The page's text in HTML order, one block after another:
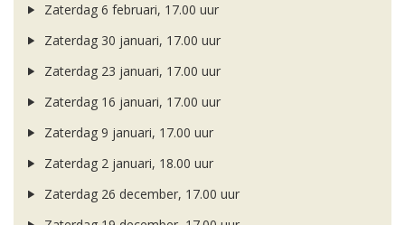
Zaterdag 6 februari, 17.00 uur
Zaterdag 30 januari, 17.00 uur
Zaterdag 23 januari, 17.00 uur
Zaterdag 16 januari, 17.00 uur
Zaterdag 9 januari, 17.00 uur
Zaterdag 2 januari, 18.00 uur
Zaterdag 26 december, 17.00 uur